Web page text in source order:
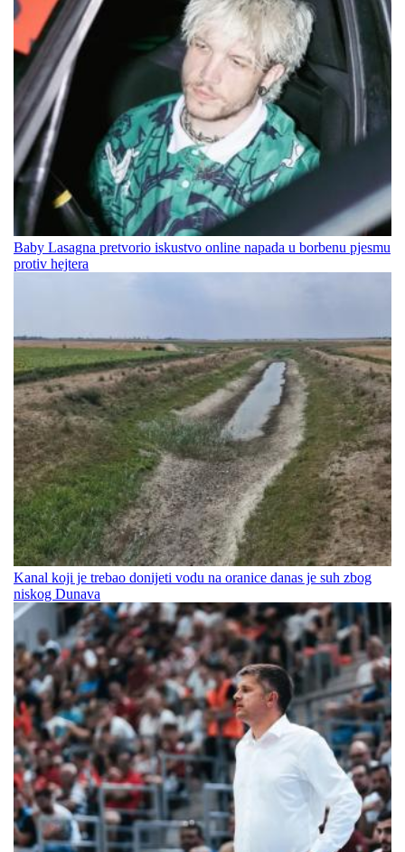
Baby Lasagna pretvorio iskustvo online napada u borbenu pjesmu
protiv hejtera
Kanal koji je trebao donijeti vodu na oranice danas je suh zbog
niskog Dunava